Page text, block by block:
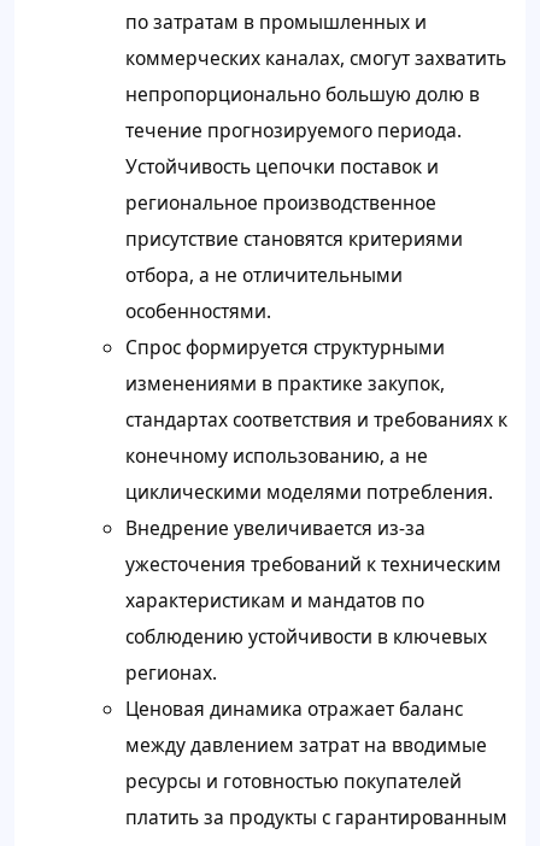
по затратам в промышленных и
коммерческих каналах, смогут захватить
непропорционально большую долю в
течение прогнозируемого периода.
Устойчивость цепочки поставок и
региональное производственное
присутствие становятся критериями
отбора, а не отличительными
особенностями.
Спрос формируется структурными
изменениями в практике закупок,
стандартах соответствия и требованиях к
конечному использованию, а не
циклическими моделями потребления.
Внедрение увеличивается из-за
ужесточения требований к техническим
характеристикам и мандатов по
соблюдению устойчивости в ключевых
регионах.
Ценовая динамика отражает баланс
между давлением затрат на вводимые
ресурсы и готовностью покупателей
платить за продукты с гарантированным